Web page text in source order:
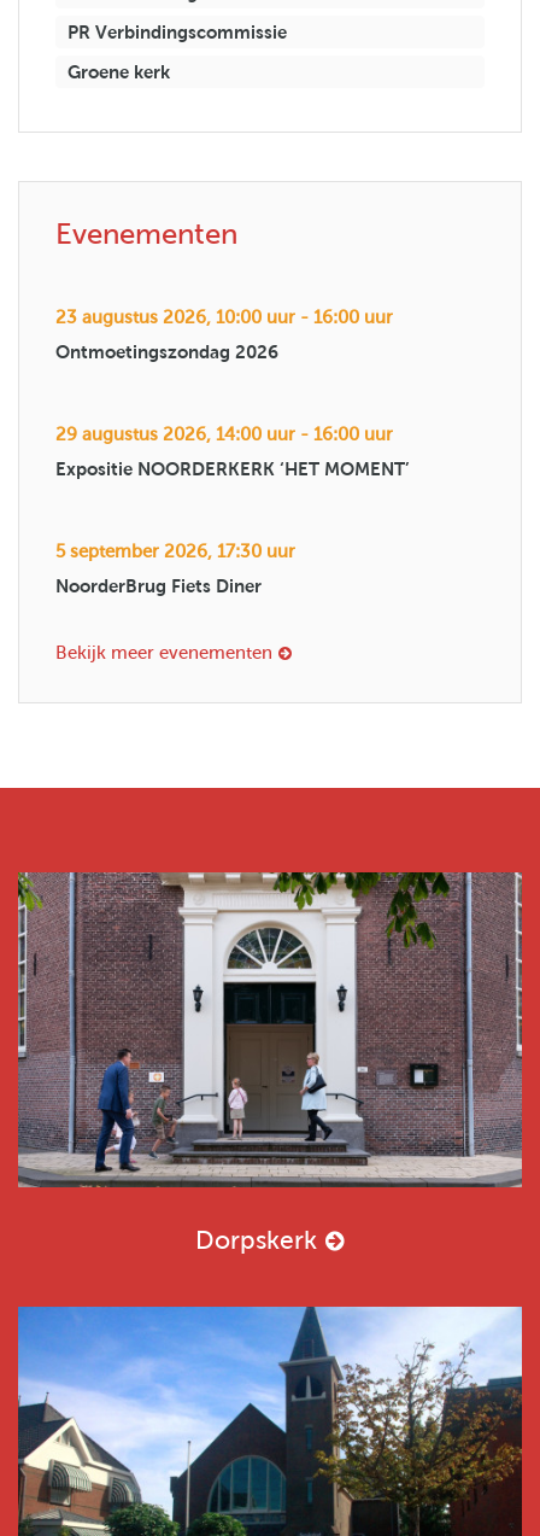
PR Verbindingscommissie
Groene kerk
Evenementen
23 augustus 2026, 10:00 uur - 16:00 uur
Ontmoetingszondag 2026
29 augustus 2026, 14:00 uur - 16:00 uur
Expositie NOORDERKERK ‘HET MOMENT’
5 september 2026, 17:30 uur
NoorderBrug Fiets Diner
Bekijk meer evenementen
Dorpskerk